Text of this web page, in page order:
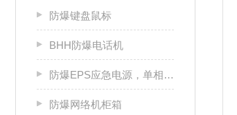
防爆键盘鼠标
BHH防爆电话机
防爆EPS应急电源，单相/三相电源箱
防爆网络机柜箱